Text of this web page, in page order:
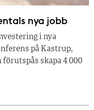
nya jobb
i nya
på Kastrup,
skapa 4 000